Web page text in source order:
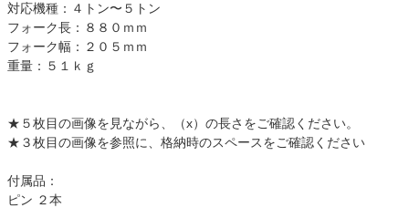
対応機種：４トン〜５トン
フォーク長：８８０ｍｍ
フォーク幅：２０５ｍｍ
重量：５１ｋｇ
★５枚目の画像を見ながら、（x）の長さをご確認ください。
★３枚目の画像を参照に、格納時のスペースをご確認ください
付属品：
ピン ２本